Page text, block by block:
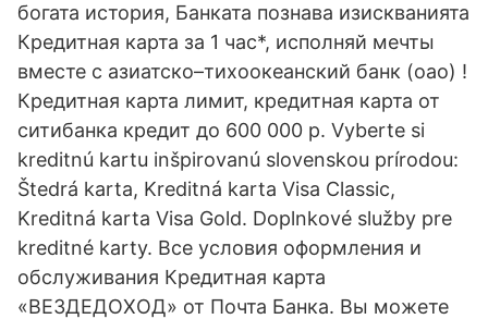
богата история, Банката познава изискванията
Кредитная карта за 1 час*, исполняй мечты
вместе с азиатско–тихоокеанский банк (оао) !
Кредитная карта лимит, кредитная карта от
ситибанка кредит до 600 000 р. Vyberte si
kreditnú kartu inšpirovanú slovenskou prírodou:
Štedrá karta, Kreditná karta Visa Classic,
Kreditná karta Visa Gold. Doplnkové služby pre
kreditné karty. Все условия оформления и
обслуживания Кредитная карта
«ВЕЗДЕДОХОД» от Почта Банка. Вы можете